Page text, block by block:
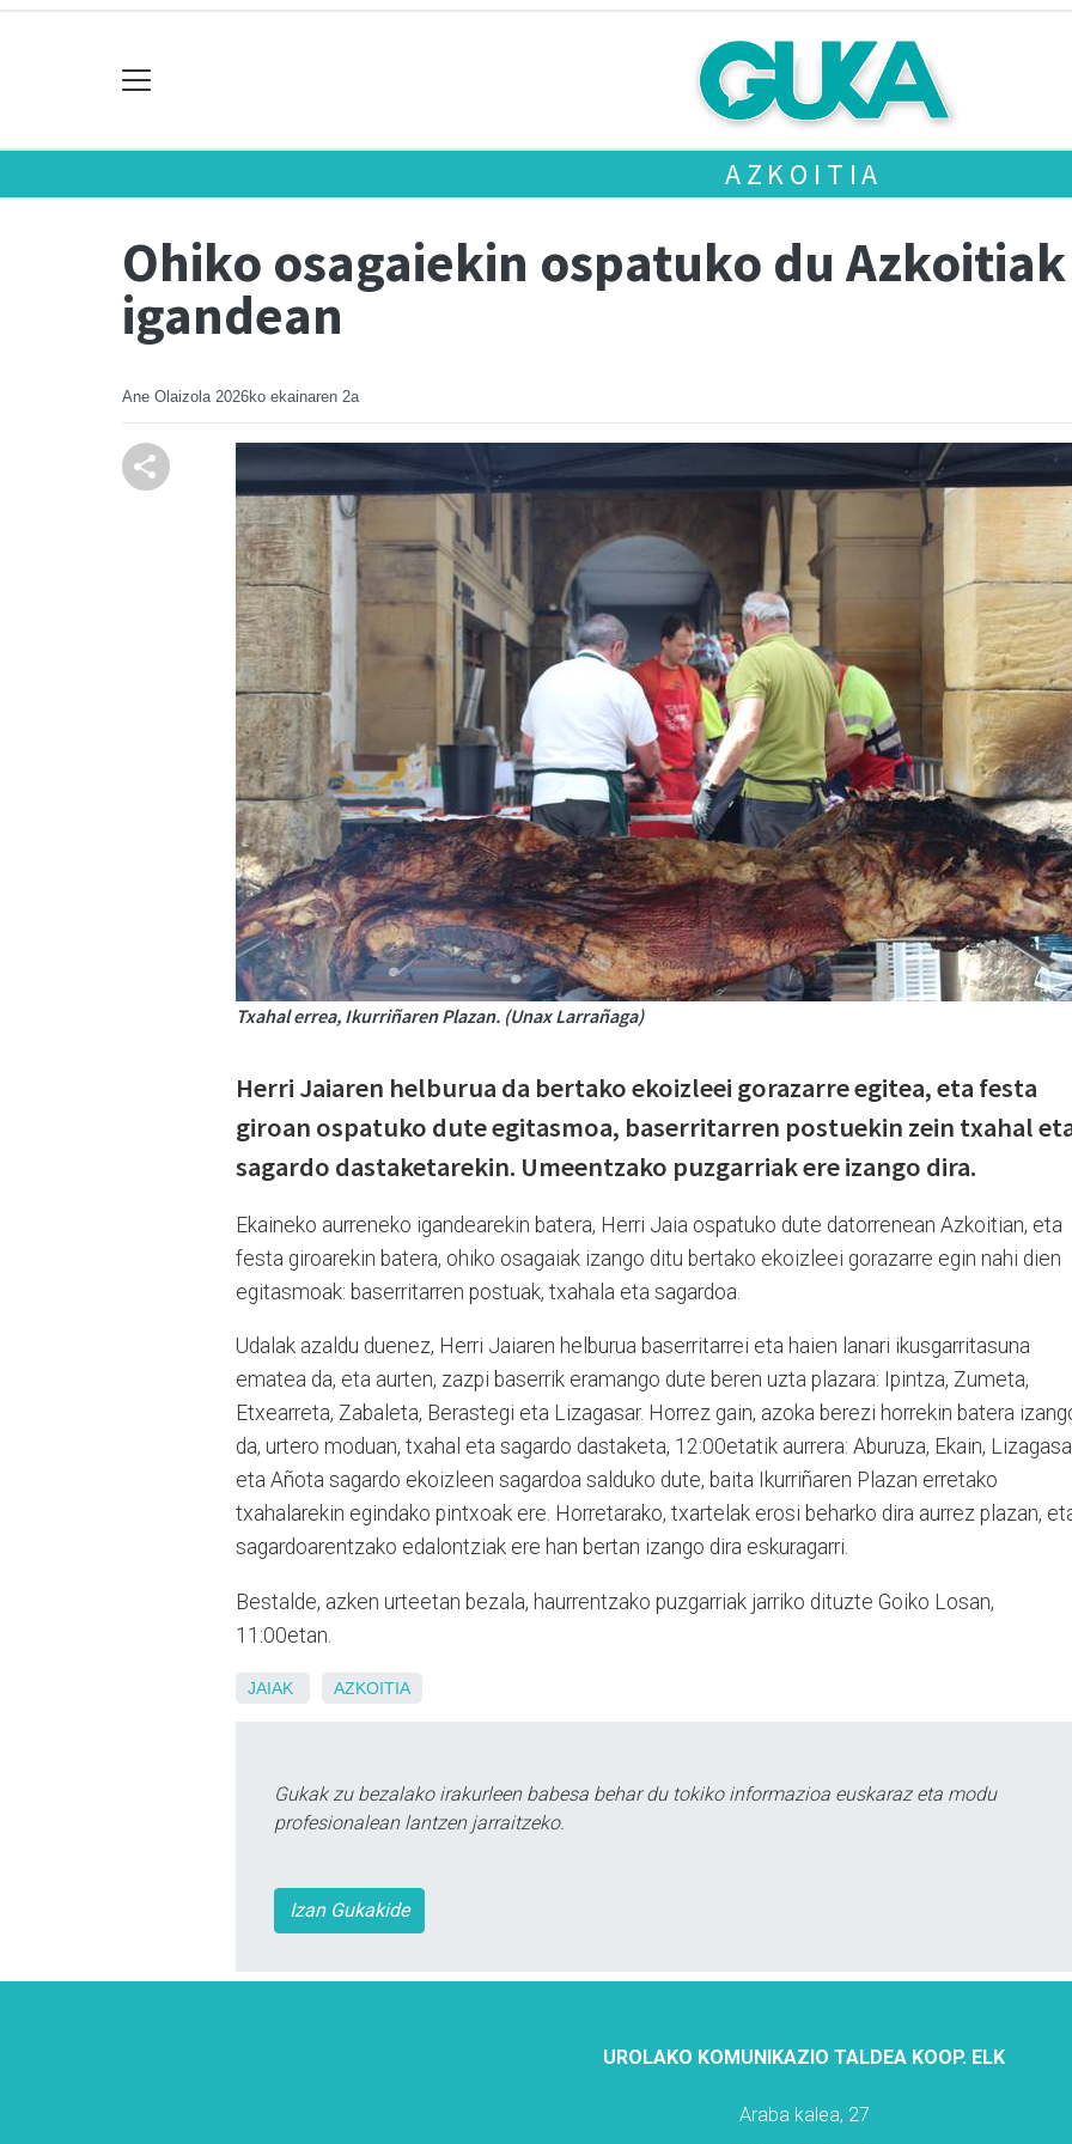
AZKOITIA
Ohiko osagaiekin ospatuko du
igandean
Ane Olaizola 2026ko ekainaren 2a
Txahal errea, Ikurriñaren Plazan. (Unax Larrañaga)
Herri Jaiaren helburua da bertako ekoizleei gorazarre egitea, eta festa
giroan ospatuko dute egitasmoa, baserritarren postuekin zein txahal
sagardo dastaketarekin. Umeentzako puzgarriak ere izango dira.
Ekaineko aurreneko igandearekin batera, Herri Jaia ospatuko dute datorrenean Azkoitian, eta
festa giroarekin batera, ohiko osagaiak izango ditu bertako ekoizleei gorazarre egin nahi dien
egitasmoak: baserritarren postuak, txahala eta sagardoa.
Udalak azaldu duenez, Herri Jaiaren helburua baserritarrei eta haien lanari ikusgarritasuna
ematea da, eta aurten, zazpi baserrik eramango dute beren uzta plazara: Ipintza, Zumeta,
Etxearreta, Zabaleta, Berastegi eta Lizagasar. Horrez gain, azoka berezi horrekin batera
da, urtero moduan, txahal eta sagardo dastaketa, 12:00etatik aurrera: Aburuza, Ekain,
eta Añota sagardo ekoizleen sagardoa salduko dute, baita Ikurriñaren Plazan erretako
txahalarekin egindako pintxoak ere. Horretarako, txartelak erosi beharko dira aurrez plazan,
sagardoarentzako edalontziak ere han bertan izango dira eskuragarri.
Bestalde, azken urteetan bezala, haurrentzako puzgarriak jarriko dituzte Goiko Losan,
11:00etan.
JAIAK AZKOITIA
Gukak zu bezalako irakurleen babesa behar du tokiko informazioa euskaraz eta modu
profesionalean lantzen jarraitzeko.
Izan Gukakide
UROLAKO KOMUNIKAZIO TALDEA KOOP. ELK
Araba kalea, 27